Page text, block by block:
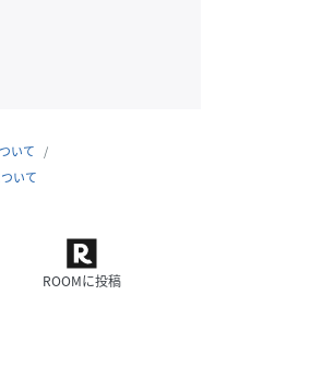
いて
いて
ROOMに投稿